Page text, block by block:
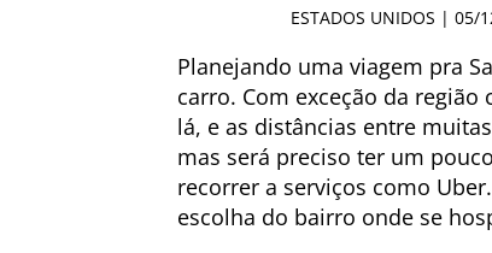
ESTADOS UNIDOS | 05/
Planejando uma viagem pra
carro. Com exceção da
lá, e as distâncias entre
mas será preciso ter um
recorrer a serviços como
escolha do bairro onde se